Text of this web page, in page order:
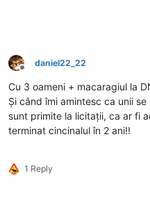
Deconectat
daniel22_22
Cu 3 oameni + macaragiul la
Și când îmi amintesc ca unii
sunt primite la licitații, ca ar fi
terminat cincinalul în 2 ani!!
1 Reply